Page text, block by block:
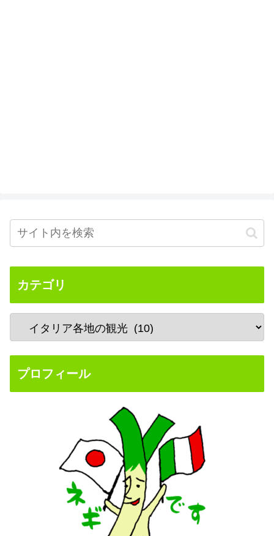
カテゴリ
プロフィール